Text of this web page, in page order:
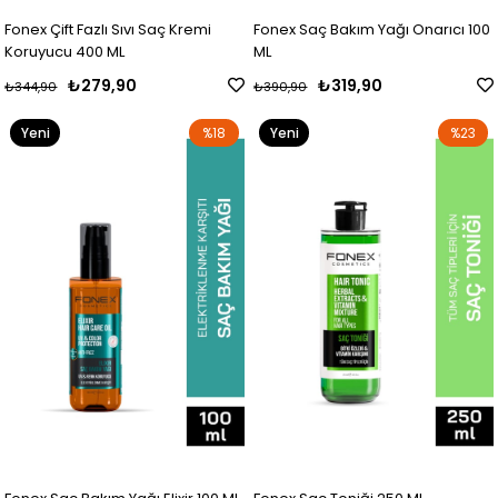
Fonex Çift Fazlı Sıvı Saç Kremi
Koruyucu 400 ML
₺279,90
₺344,90
Fonex Saç Bakım Yağı Onarıcı 100
ML
₺319,90
₺390,90
%18
Yeni
%23
Yeni